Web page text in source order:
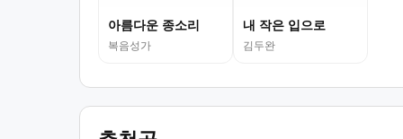
아름다운 종소리
복음성가
내 작은 입으로
김두완